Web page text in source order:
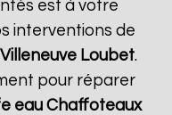
est à votre
interventions de
Villeneuve Loubet.
pour réparer
eau Chaffoteaux